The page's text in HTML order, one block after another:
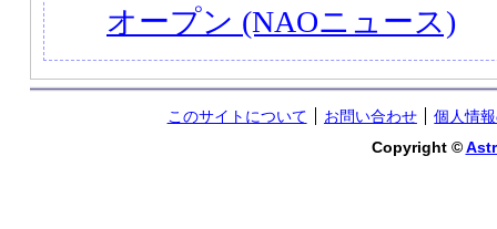
オープン (NAOニュース)
このサイトについて お問い合わせ
個人情
Copyright ©